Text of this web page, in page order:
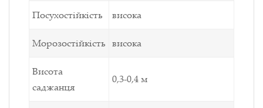
Посухостійкість висока
Морозостійкість висока
Висота
саджанця
0,3-0,4 м